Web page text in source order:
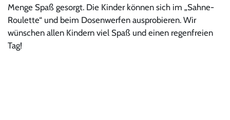
Menge Spaß gesorgt. Die Kinder können sich im „Sahne-
Roulette“ und beim Dosenwerfen ausprobieren. Wir
wünschen allen Kindern viel Spaß und einen regenfreien
Tag!